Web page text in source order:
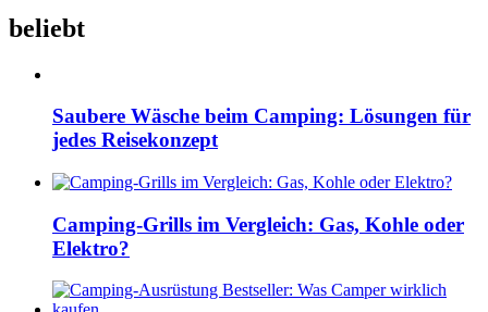
beliebt
Saubere Wäsche beim Camping: Lösungen für
jedes Reisekonzept
Camping-Grills im Vergleich: Gas, Kohle oder
Elektro?